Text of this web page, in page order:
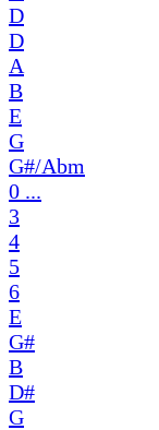
D
D
A
B
E
G
G#/Abm
0 ...
3
4
5
6
E
G#
B
D#
G